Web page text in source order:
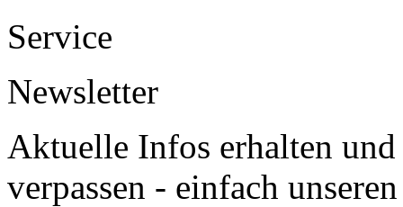
Service
Newsletter
Aktuelle Infos erhalten
verpassen - einfach